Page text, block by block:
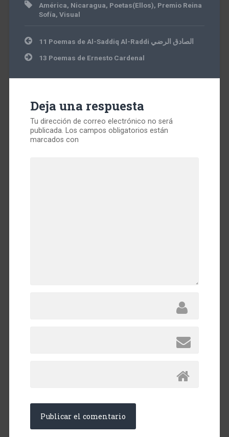
América, Nicaragua, Poetas(Ellos), Premio Reina
Sofía, Visual
Navegación
entradas
11 Poemas de Al-Saddiq Al-Raddi الصادق الرضي
13 Poemas de Ernesto Cardenal
Deja una respuesta
Tu dirección de correo electrónico no será
publicada. Los campos obligatorios están
marcados con